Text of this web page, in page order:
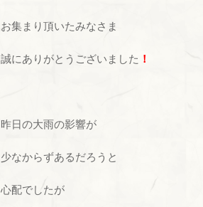
お集まり頂いたみなさま
誠にありがとうございました ！
昨日の大雨の影響が
少なからずあるだろうと
心配でしたが